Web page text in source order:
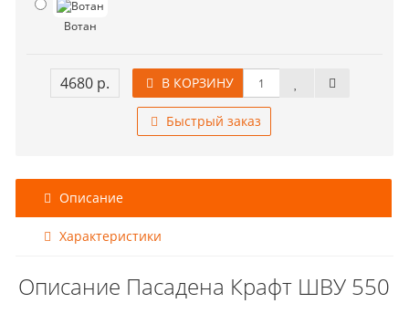
Вотан
4680 р. В КОРЗИНУ
Быстрый заказ
Описание
Характеристики
Описание Пасадена Крафт ШВУ 550